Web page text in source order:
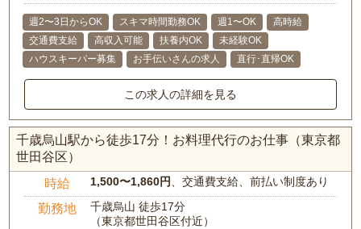
週2〜3日からOK スキマ時間勤務OK 週1〜OK
高時給
交通費支給
高収入可能 扶養内OK
未経験OK
ハウスキーパー募集
お手伝いさんの求人 直行･直帰OK
この求人の詳細を見る
千歳烏山駅から徒歩17分！お料理代行のお仕事（東京都
世田谷区）
時給 1,500〜1,860円、交通費支給、前払い制度あり
勤務地
千歳烏山 徒歩17分
（東京都世田谷区付近）